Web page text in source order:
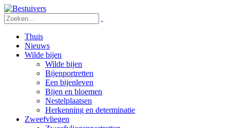
Thuis
Nieuws
Wilde bijen
Wilde bijen
Bijenportretten
Een bijenleven
Bijen en bloemen
Nestelplaatsen
Herkenning en determinatie
Zweefvliegen